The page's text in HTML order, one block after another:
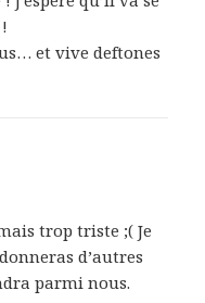
et vive deftones
trop triste ;( Je
d’autres
parmi nous.